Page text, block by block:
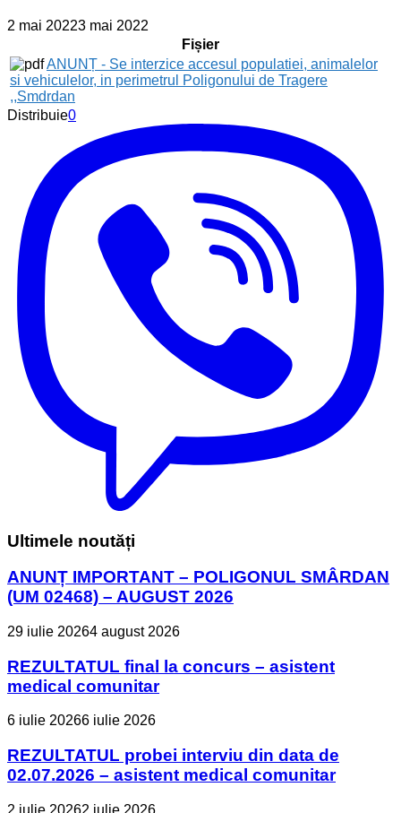
2 mai 20223 mai 2022
Fișier
ANUNȚ - Se interzice accesul populatiei, animalelor
si vehiculelor, in perimetrul Poligonului de Tragere
,,Smdrdan
Distribuie0
Ultimele noutăți
ANUNȚ IMPORTANT – POLIGONUL SMÂRDAN
(UM 02468) – AUGUST 2026
29 iulie 20264 august 2026
REZULTATUL final la concurs – asistent
medical comunitar
6 iulie 20266 iulie 2026
REZULTATUL probei interviu din data de
02.07.2026 – asistent medical comunitar
2 iulie 20262 iulie 2026